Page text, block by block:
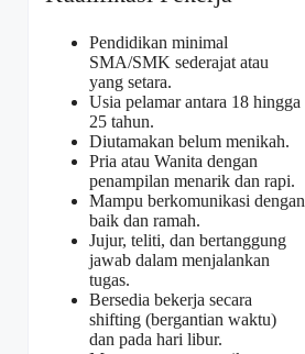
Pendidikan minimal
SMA/SMK sederajat atau
yang setara.
Usia pelamar antara 18 hingga
25 tahun.
Diutamakan belum menikah.
Pria atau Wanita dengan
penampilan menarik dan rapi.
Mampu berkomunikasi dengan
baik dan ramah.
Jujur, teliti, dan bertanggung
jawab dalam menjalankan
tugas.
Bersedia bekerja secara
shifting (bergantian waktu)
dan pada hari libur.